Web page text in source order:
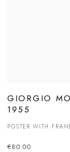
GIORGIO
1955
POSTER WITH
€80.00